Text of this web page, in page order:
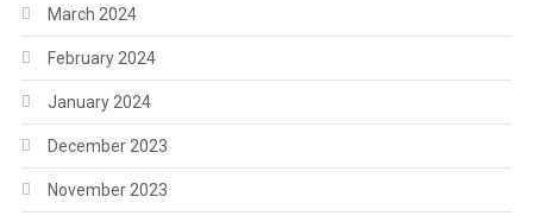
March 2024
February 2024
January 2024
December 2023
November 2023